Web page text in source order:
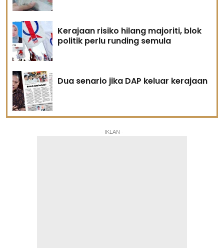
Kerajaan risiko hilang majoriti, blok
politik perlu runding semula
Dua senario jika DAP keluar kerajaan
- IKLAN -